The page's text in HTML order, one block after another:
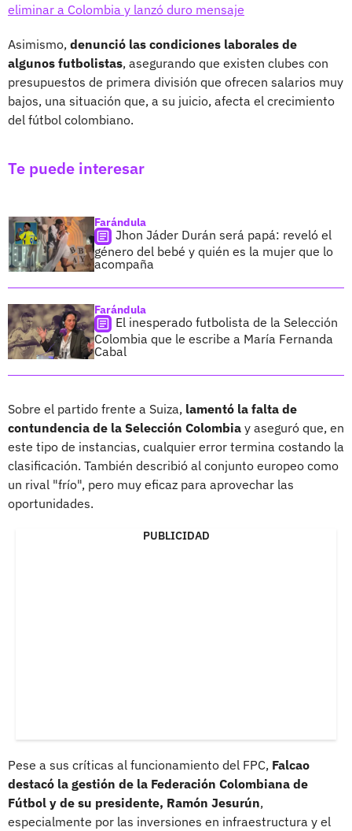
eliminar a Colombia y lanzó duro mensaje
Asimismo, denunció las condiciones laborales de
algunos futbolistas, asegurando que existen clubes con
presupuestos de primera división que ofrecen salarios muy
bajos, una situación que, a su juicio, afecta el crecimiento
del fútbol colombiano.
Te puede interesar
Farándula
Jhon Jáder Durán será papá: reveló el
género del bebé y quién es la mujer que lo
acompaña
Farándula
El inesperado futbolista de la Selección
Colombia que le escribe a María Fernanda
Cabal
Sobre el partido frente a Suiza, lamentó la falta de
contundencia de la Selección Colombia y aseguró que, en
este tipo de instancias, cualquier error termina costando la
clasificación. También describió al conjunto europeo como
un rival "frío", pero muy eficaz para aprovechar las
oportunidades.
PUBLICIDAD
Pese a sus críticas al funcionamiento del FPC, Falcao
destacó la gestión de la Federación Colombiana de
Fútbol y de su presidente, Ramón Jesurún,
especialmente por las inversiones en infraestructura y el